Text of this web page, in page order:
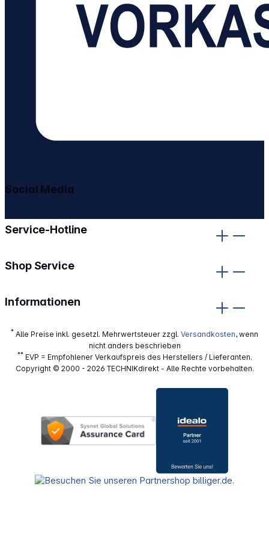
Service-Hotline
Shop Service
Informationen
Social Media
* Alle Preise inkl. gesetzl. Mehrwertsteuer zzgl. Versandkosten, wenn
nicht anders beschrieben
**EVP = Empfohlener Verkaufspreis des Herstellers / Lieferanten.
Copyright © 2000 - 2026 TECHNIKdirekt - Alle Rechte vorbehalten.